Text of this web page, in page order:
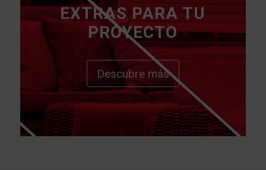
EXTRAS PARA TU
PROYECTO
Descubre más